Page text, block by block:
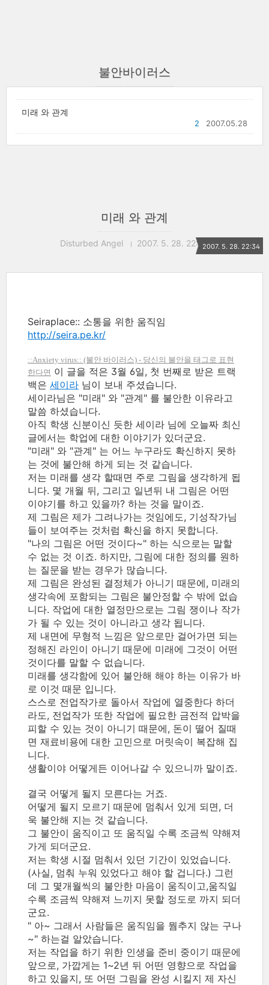
불안바이러스
미래 와 관계
2007.05.28
2
미래 와 관계
Disturbed Angel 2007. 5. 28. 22:342007. 5. 28. 22:34
Seiraplace:: 소통을 위한 움직임
http://seira.pe.kr/
::Anxiety virus:: (불안 바이러스) - 당신의 불안을 태그로 표현
한다면 이 글을 적은 3월 6일, 첫 번째로 받은 트랙
백은 세이라 님이 보내 주셨습니다.
세이라님은 "미래" 와 "관계" 를 불안한 이유라고
말씀 하셨습니다.
아직 학생 신분이신 듯한 세이라 님에 오늘짜 최신
글에서는 학업에 대한 이야기가 있더군요.
"미래" 와 "관계" 는 어느 누구라도 확신하지 못하
는 것에 불안해 하게 되는 것 같습니다.
저는 미래를 생각 할때면 주로 그림을 생각하게 됩
니다. 몇 개월 뒤, 그리고 일년뒤 내 그림은 어떤
이야기를 하고 있을까? 하는 것을 말이죠.
제 그림은 제가 그려나가는 것임에도, 기성작가님
들이 보여주는 것처럼 확신을 하지 못합니다.
"나의 그림은 어떤 것이다~" 하는 식으로는 말할
수 없는 것 이죠. 하지만, 그림에 대한 정의를 원하
는 질문을 받는 경우가 많습니다.
제 그림은 완성된 결정체가 아니기 때문에, 미래의
생각속에 포함되는 그림은 불안정할 수 밖에 없습
니다. 작업에 대한 열정만으로는 그림 쟁이나 작가
가 될 수 있는 것이 아니라고 생각 됩니다.
제 내면에 무형적 느낌은 앞으로만 걸어가면 되는
정해진 라인이 아니기 때문에 미래에 그것이 어떤
것이다를 말할 수 없습니다.
미래를 생각함에 있어 불안해 해야 하는 이유가 바
로 이것 때문 입니다.
스스로 전업작가로 돌아서 작업에 열중한다 하더
라도, 전업작가 또한 작업에 필요한 금전적 압박을
피할 수 있는 것이 아니기 때문에, 돈이 떨어 질때
면 재료비용에 대한 고민으로 머릿속이 복잡해 집
니다.
생활이야 어떻게든 이어나갈 수 있으니까 말이죠.
결국 어떻게 될지 모른다는 거죠.
어떻게 될지 모르기 때문에 멈춰서 있게 되면, 더
욱 불안해 지는 것 같습니다.
그 불안이 움직이고 또 움직일 수록 조금씩 약해져
가게 되더군요.
저는 학생 시절 멈춰서 있던 기간이 있었습니다.
(사실, 멈춰 누워 있었다고 해야 할 겁니다.) 그런
데 그 몇개월씩의 불안한 마음이 움직이고,움직일
수록 조금씩 약해져 느끼지 못할 정도로 까지 되더
군요.
" 아~ 그래서 사람들은 움직임을 뭠추지 않는 구나
~" 하는걸 알았습니다.
저는 작업을 하기 위한 인생을 준비 중이기 때문에
앞으로, 가깝게는 1~2년 뒤 어떤 영향으로 작업을
하고 있을지, 또 어떤 그림을 완성 시킬지 제 자신